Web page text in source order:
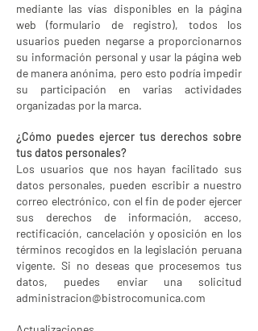
mediante las vías disponibles en la página
web (formulario de registro), todos los
usuarios pueden negarse a proporcionarnos
su información personal y usar la página web
de manera anónima, pero esto podría impedir
su participación en varias actividades
organizadas por la marca.
¿Cómo puedes ejercer tus derechos sobre
tus datos personales?
Los usuarios que nos hayan facilitado sus
datos personales, pueden escribir a nuestro
correo electrónico, con el fin de poder ejercer
sus derechos de información, acceso,
rectificación, cancelación y oposición en los
términos recogidos en la legislación peruana
vigente. Si no deseas que procesemos tus
datos, puedes enviar una solicitud
administracion@bistrocomunica.com